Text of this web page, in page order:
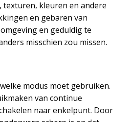
kleuren en andere
en gebaren van
en geduldig te
misschien zou missen.
modus moet gebruiken.
van continue
naar enkelpunt. Door